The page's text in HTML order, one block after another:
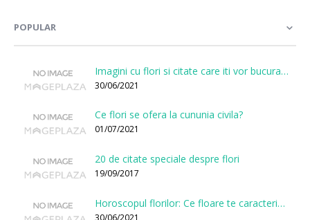
POPULAR
Imagini cu flori si citate care iti vor bucura sufletul
30/06/2021
Ce flori se ofera la cununia civila?
01/07/2021
20 de citate speciale despre flori
19/09/2017
Horoscopul florilor: Ce floare te caracterizeaza in functie de ziua nasterii?
30/06/2021